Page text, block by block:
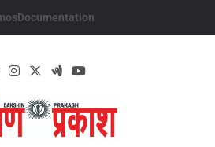
Documentation